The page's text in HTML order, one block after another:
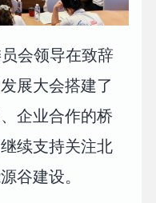
会领导在致辞
展大会搭建了
企业合作的桥
续支持关注北
谷建设。